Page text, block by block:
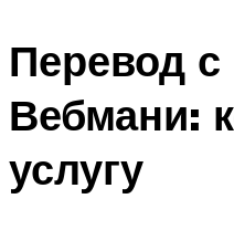
Перевод
Вебмани:
услугу